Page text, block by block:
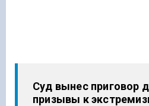
Суд вынес приговор
призывы к